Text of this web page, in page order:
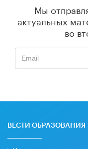
Мы
актуальных
во
ВЕСТИ ОБРАЗОВАНИЯ